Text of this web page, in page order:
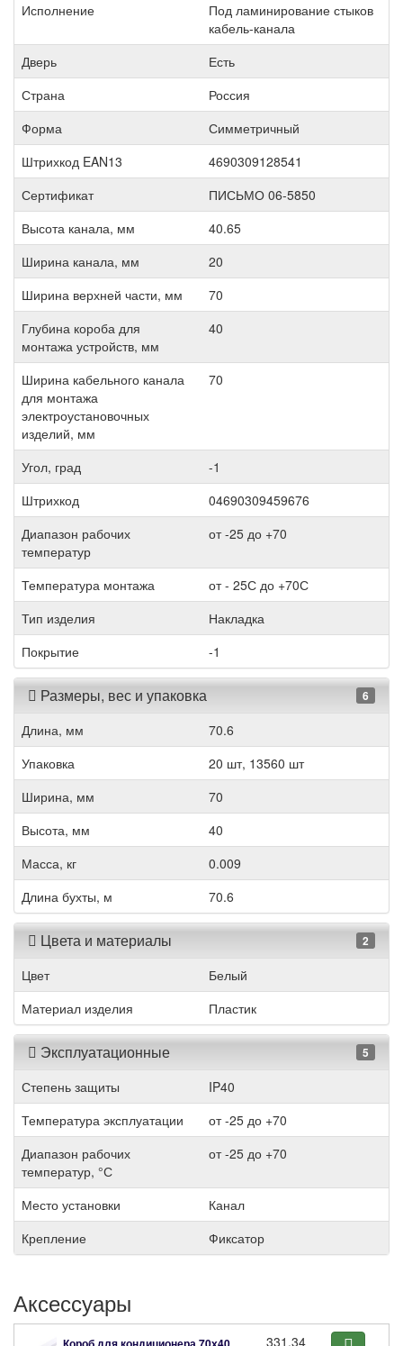
Исполнение
Под ламинирование стыков
кабель-канала
Дверь
Есть
Страна
Россия
Форма
Симметричный
Штрихкод EAN13
4690309128541
Сертификат
ПИСЬМО 06-5850
Высота канала, мм
40.65
Ширина канала, мм
20
Ширина верхней части, мм
70
Глубина короба для
монтажа устройств, мм
40
Ширина кабельного канала
для монтажа
электроустановочных
изделий, мм
70
Угол, град
-1
Штрихкод
04690309459676
Диапазон рабочих
температур
от -25 до +70
Температура монтажа
от - 25С до +70С
Тип изделия
Накладка
Покрытие
-1
Размеры, вес и упаковка 6
Длина, мм
70.6
Упаковка
20 шт, 13560 шт
Ширина, мм
70
Высота, мм
40
Масса, кг
0.009
Длина бухты, м
70.6
Цвета и материалы 2
Цвет
Белый
Материал изделия
Пластик
Эксплуатационные 5
Степень защиты
IP40
Температура эксплуатации
от -25 до +70
Диапазон рабочих
температур, °С
от -25 до +70
Место установки
Канал
Крепление
Фиксатор
Аксессуары
331.34